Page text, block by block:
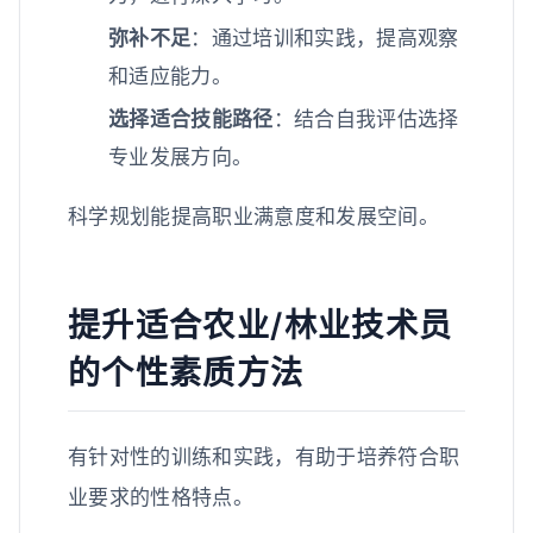
弥补不足：通过培训和实践，提高观察
和适应能力。
选择适合技能路径 ：结合自我评估选择
专业发展方向。
科学规划能提高职业满意度和发展空间。
提升适合农业/林业技术员
的个性素质方法
有针对性的训练和实践，有助于培养符合职
业要求的性格特点。